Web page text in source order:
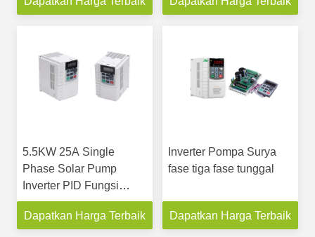
5.5KW 25A Single
Phase Solar Pump
Inverter PID Fungsi
Kontrol
Dapatkan Harga Terbaik
Inverter Pompa Surya
fase tiga fase tunggal
Dapatkan Harga Terbaik